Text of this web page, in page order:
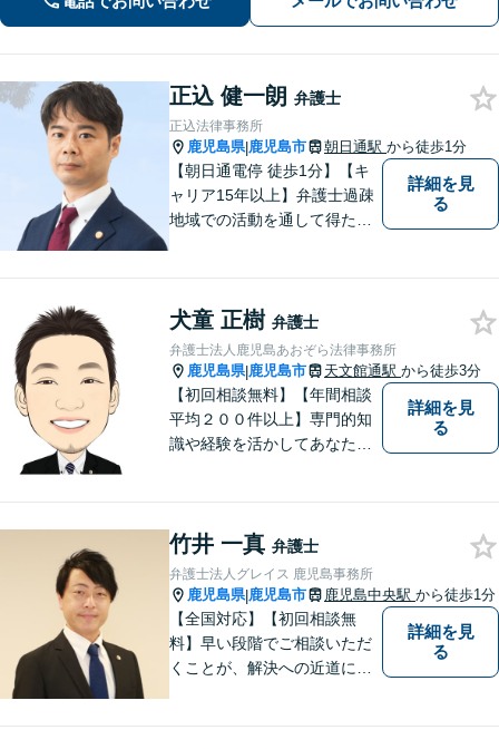
間面談OKも可能】
正込 健一朗 弁護士
正込法律事務所
鹿児島県|鹿児島市 朝日通駅 から徒歩1分
【朝日通電停 徒歩1分】【キ
ャリア15年以上】弁護士過疎
地域での活動を通して得た経
適な解決策をご提案します
詳細を見
る
犬童 正樹 弁護士
弁護士法人鹿児島あおぞら法律事務所
鹿児島県|鹿児島市 天文館通駅 から徒歩3分
【初回相談無料】【年間相談
平均２００件以上】専門的知
識や経験を活かしてあなたの
弁護などに強い弁護士です。
「鹿児島あおぞら法律事務
所」で検索。
詳細を見
る
竹井 一真 弁護士
弁護士法人グレイス 鹿児島事務所
鹿児島県|鹿児島市 鹿児島中央駅 から徒歩1分
【全国対応】【初回相談無
料】早い段階でご相談いただ
くことが、解決への近道にな
詳細を見
る